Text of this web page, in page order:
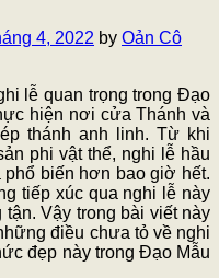
4, 2022 by Oản Cô
lễ quan trọng trong Đạo
hiện nơi cửa Thánh và
thánh anh linh. Từ khi
phi vật thể, nghi lễ hầu
biến hơn bao giờ hết.
tiếp xúc qua nghi lễ này
Vậy trong bài viết này
điều chưa tỏ về nghi
đẹp này trong Đạo Mẫu